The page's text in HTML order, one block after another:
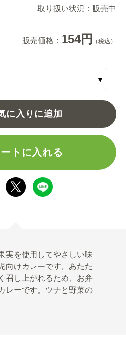
取り扱い状況： 販売中
販売価格： 154円 （税込）
に入りに追加
トに入れる
実を使用してやさしい味
向けカレーです。あたた
召し上がれるため、お弁
レーです。ツナと野菜の